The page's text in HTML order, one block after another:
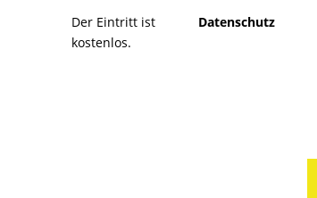
Der Eintritt ist
kostenlos.
Datenschutz